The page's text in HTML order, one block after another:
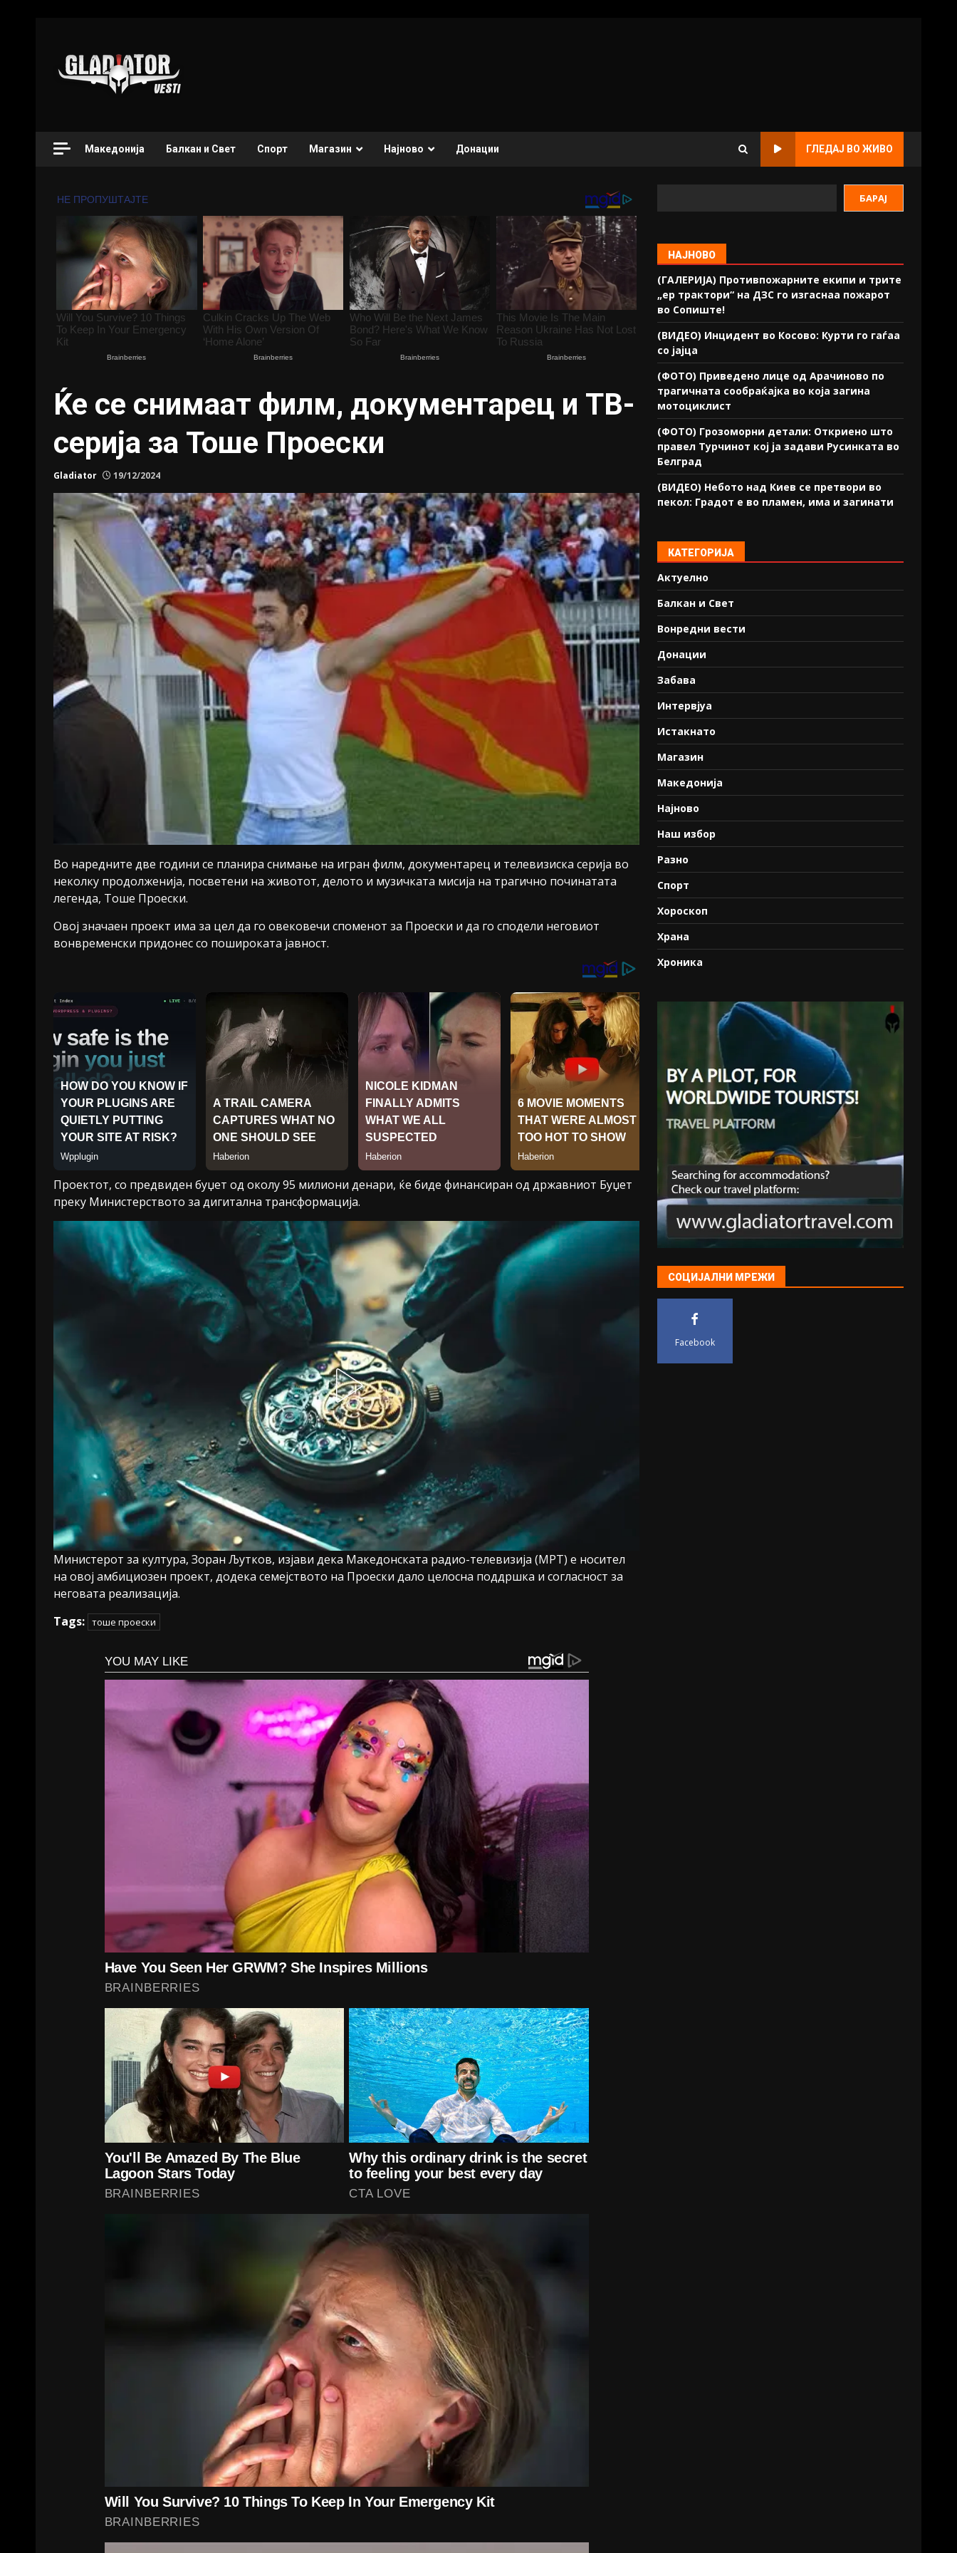
Македонија Балкан и Свет Спорт Магазин Најново Донации ГЛЕДАЈ ВО ЖИВО
Ќе се снимаат филм, документарец и ТВ-
серија за Тоше Проески
Gladiator 19/12/2024
Во наредните две години се планира снимање на игран филм, документарец и телевизиска серија во
неколку продолженија, посветени на животот, делото и музичката мисија на трагично починатата
легенда, Тоше Проески.
Овој значаен проект има за цел да го овековечи споменот за Проески и да го сподели неговиот
вонвременски придонес со пошироката јавност.
Проектот, со предвиден буџет од околу 95 милиони денари, ќе биде финансиран од државниот Буџет
преку Министерството за дигитална трансформација.
Министерот за култура, Зоран Љутков, изјави дека Македонската радио-телевизија (МРТ) е носител
на овој амбициозен проект, додека семејството на Проески дало целосна поддршка и согласност за
неговата реализација.
Tags: тоше проески
БАРАЈ
НАЈНОВО
(ГАЛЕРИЈА) Противпожарните екипи и трите
„ер трактори“ на ДЗС го изгаснаа пожарот
во Сопиште!
(ВИДЕО) Инцидент во Косово: Курти го гаѓаа
со јајца
(ФОТО) Приведено лице од Арачиново по
трагичната сообраќајка во која загина
мотоциклист
(ФОТО) Грозоморни детали: Откриено што
правел Турчинот кој ја задави Русинката во
Белград
(ВИДЕО) Небото над Киев се претвори во
пекол: Градот е во пламен, има и загинати
КАТЕГОРИЈА
Актуелно
Балкан и Свет
Вонредни вести
Донации
Забава
Интервјуа
Истакнато
Магазин
Македонија
Најново
Наш избор
Разно
Спорт
Хороскоп
Храна
Хроника
СОЦИЈАЛНИ МРЕЖИ
Facebook